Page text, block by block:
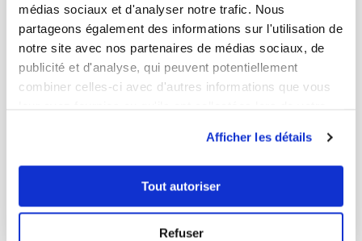
médias sociaux et d'analyser notre trafic. Nous
partageons également des informations sur l'utilisation de
notre site avec nos partenaires de médias sociaux, de
publicité et d'analyse, qui peuvent potentiellement
combiner celles-ci avec d'autres informations que vous
Afficher les détails
Tout autoriser
Refuser
Aucune note